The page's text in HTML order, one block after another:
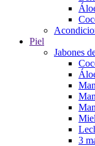
Piel
Jabones
Miel
3